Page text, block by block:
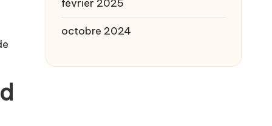
février 2025
octobre 2024